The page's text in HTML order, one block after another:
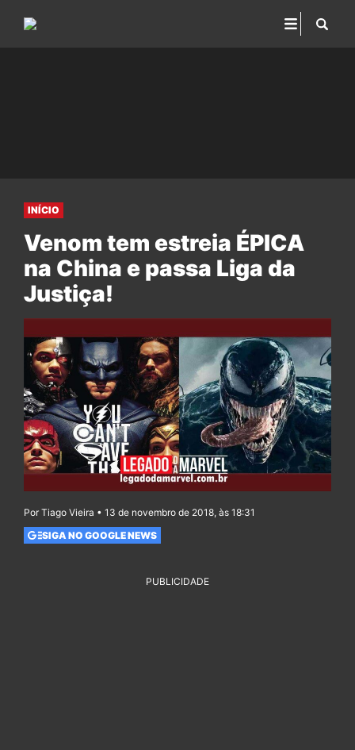
INÍCIO
Venom tem estreia ÉPICA
na China e passa Liga da
Justiça!
Por Tiago Vieira • 13 de novembro de 2018, às 18:31
SIGA NO GOOGLE NEWS
PUBLICIDADE